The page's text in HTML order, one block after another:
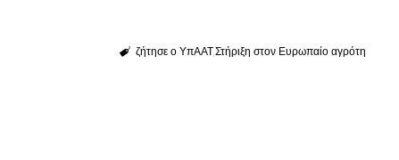
ζήτησε ο ΥπΑΑΤ Στήριξη στον Ευρωπαίο αγρότη